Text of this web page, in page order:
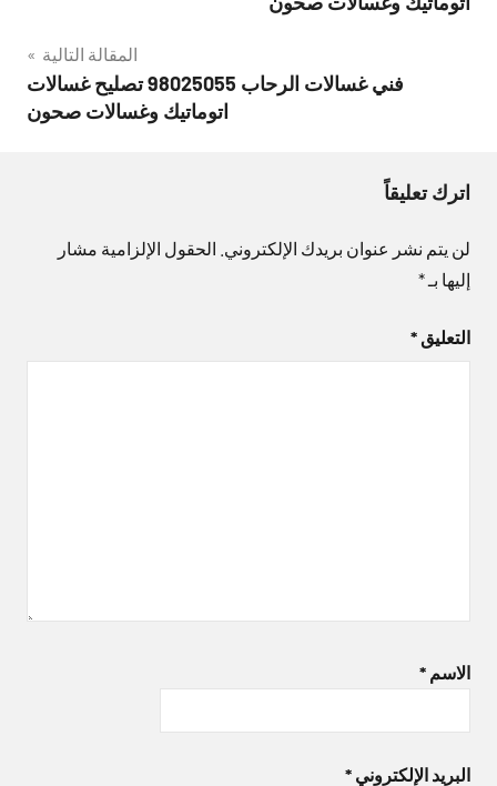
المقالة التالية
فني غسالات الرحاب 98025055 تصليح غسالات
اتوماتيك وغسالات صحون
اترك تعليقاً
لن يتم نشر عنوان بريدك الإلكتروني. الحقول الإلزامية مشار
إليها بـ*
التعليق *
الاسم *
البريد الإلكتروني *